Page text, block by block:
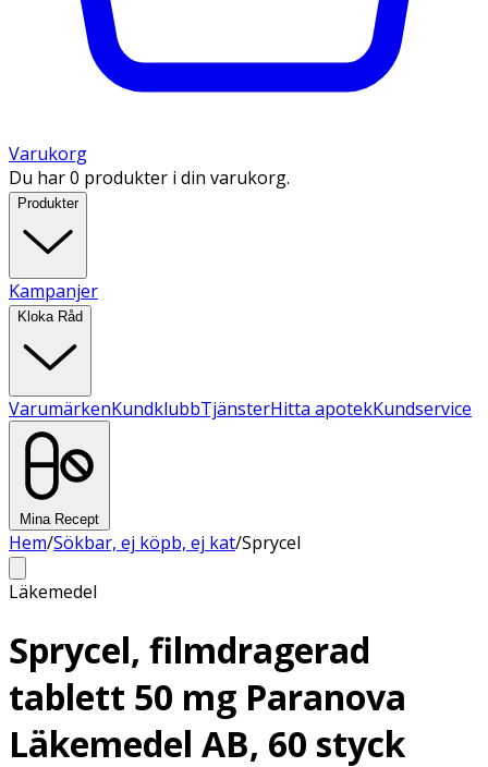
Varukorg
Du har 0 produkter i din varukorg.
Produkter
Kampanjer
Kloka Råd
VarumärkenKundklubbTjänsterHitta apotekKundservice
Mina Recept
Hem/Sökbar, ej köpb, ej kat/Sprycel
Läkemedel
Sprycel, filmdragerad
tablett 50 mg Paranova
Läkemedel AB, 60 styck